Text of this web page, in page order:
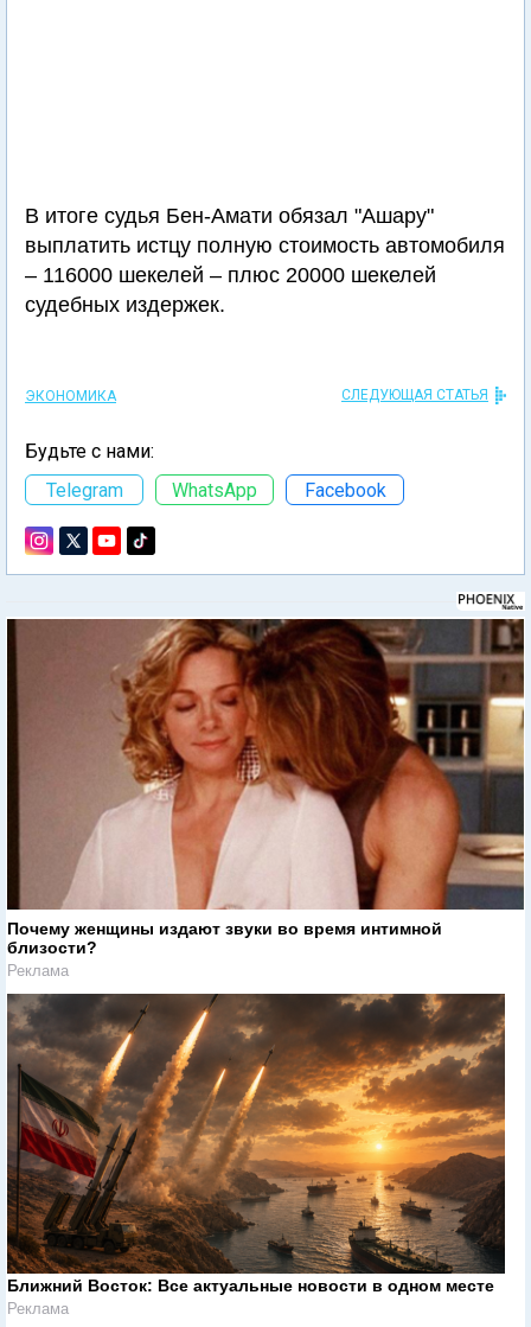
В итоге судья Бен-Амати обязал "Ашару"
выплатить истцу полную стоимость автомобиля
– 116000 шекелей – плюс 20000 шекелей
судебных издержек.
ЭКОНОМИКА СЛЕДУЮЩАЯ СТАТЬЯ
Будьте с нами:
Telegram
WhatsApp Facebook
Почему женщины издают звуки во время интимной
близости?
Реклама
Ближний Восток: Все актуальные новости в одном месте
Реклама